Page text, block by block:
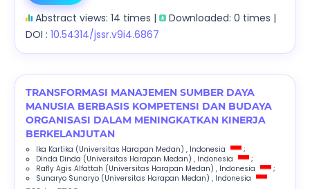
Abstract views: 14 times |
Downloaded: 0 times |
DOI : 10.54314/jssr.v9i4.6867
TRANSFORMASI MANAJEMEN SUMBER DAYA
MANUSIA BERBASIS KOMPETENSI DAN BUDAYA
ORGANISASI DALAM MENINGKATKAN KINERJA
BERKELANJUTAN
Ika Kartika (Universitas Harapan Medan) , Indonesia
;
Dinda Dinda (Universitas Harapan Medan) , Indonesia
;
Rafly Agis Alfattah (Universitas Harapan Medan) , Indonesia
;
Sunaryo Sunaryo (Universitas Harapan Medan) , Indonesia